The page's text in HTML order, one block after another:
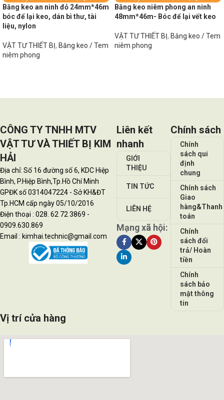
Băng keo an ninh đỏ 24mm*46m
bóc để lại keo, dán bì thư, tài
liệu, nylon
VẬT TƯ THIẾT BỊ, Băng keo / Tem
niêm phong
Băng keo niêm phong an ninh
48mm*46m- Bóc để lại vết keo
VẬT TƯ THIẾT BỊ, Băng keo / Tem
niêm phong
CÔNG TY TNHH MTV
VẬT TƯ VÀ THIẾT BỊ KIM
HẢI
Địa chỉ: Số 16 đường số 6, KDC Hiệp
Bình, P.Hiệp Bình,Tp.Hồ Chí Minh
GPĐK số 0314047224 - Sở KH&ĐT
Tp.HCM cấp ngày 05/10/2016
Điện thoại : 028. 62 72 3869 -
0909.630.869
Email : kimhai.technic@gmail.com
Liên kết
nhanh
GIỚI
THIỆU
TIN TỨC
LIÊN HỆ
Mạng xã hội:
Chính sách
Chính
sách qui
định
chung
Chính sách
Giao
hàng&Thanh
toán
Chính
sách đổi
trả/ Hoàn
tiền
Chính
sách bảo
mật thông
tin
Vị trí cửa hàng